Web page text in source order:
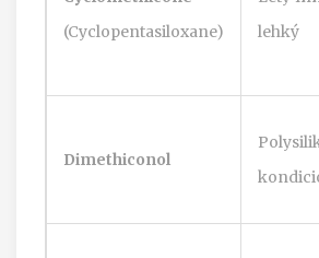
(Cyclopentasiloxane)
lehký
Dimethiconol